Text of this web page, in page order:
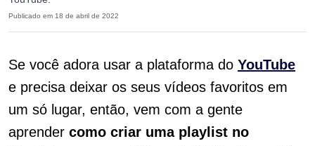
Publicado em 18 de abril de 2022
Se você adora usar a plataforma do YouTube
e precisa deixar os seus vídeos favoritos em
um só lugar, então, vem com a gente
aprender como criar uma playlist no